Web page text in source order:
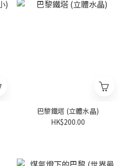
巴黎鐵塔 (立體水晶)
HK$200.00